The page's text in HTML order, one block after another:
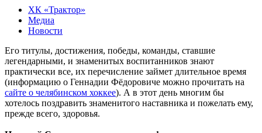
ХК «Трактор»
Медиа
Новости
Его титулы, достижения, победы, команды, ставшие
легендарными, и знаменитых воспитанников знают
практически все, их перечисление займет длительное время
(информацию о Геннадии Фёдоровиче можно прочитать на
сайте о челябинском хоккее). А в этот день многим бы
хотелось поздравить знаменитого наставника и пожелать ему,
прежде всего, здоровья.